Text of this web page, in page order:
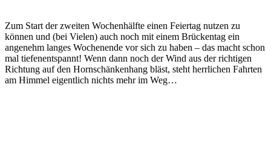
Zum Start der zweiten Wochenhälfte einen Feiertag nutzen zu
können und (bei Vielen) auch noch mit einem Brückentag ein
angenehm langes Wochenende vor sich zu haben – das macht schon
mal tiefenentspannt! Wenn dann noch der Wind aus der richtigen
Richtung auf den Hornschänkenhang bläst, steht herrlichen Fahrten
am Himmel eigentlich nichts mehr im Weg…